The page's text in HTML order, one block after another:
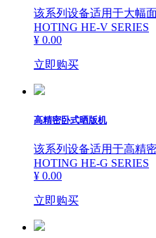
厚膜印刷机
丝网印刷配
该系列设备适用于大幅
HOTING HE-V SERIES
¥ 0.00
立即购买
高精密卧式晒版机
该系列设备适用于高精
HOTING HE-G SERIES
¥ 0.00
立即购买